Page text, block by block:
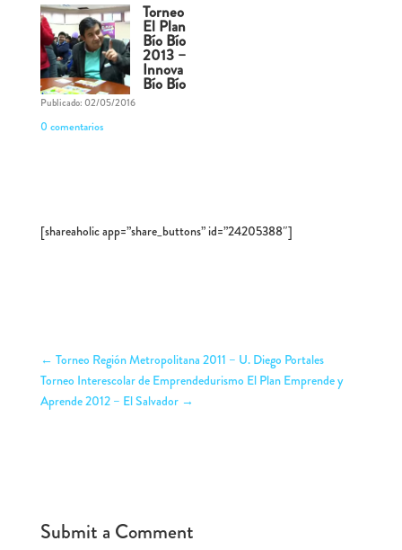
Torneo
El Plan
Bío Bío
2013 –
Innova
Bío Bío
Publicado: 02/05/2016
0 comentarios
[shareaholic app=”share_buttons” id=”24205388″]
← Torneo Región Metropolitana 2011 – U. Diego Portales
Torneo Interescolar de Emprendedurismo El Plan Emprende y
Aprende 2012 – El Salvador →
Submit a Comment